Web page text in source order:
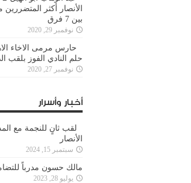
الأنصار أكثر
بين 7 فرق
نوفمبر 29, 2020
حارس مرمى الاخاء
حلم النادي الفوز بلقب
نوفمبر 27, 2020
أخبار وأسرار
لقب ثانٍ للنجمة مع
الأنصار
سبتمبر 15, 2024
مالك حسون مدرباً
يوليو 28, 2023